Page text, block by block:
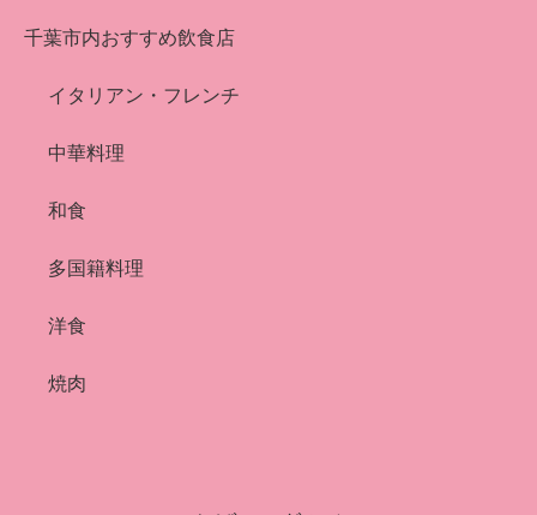
千葉市内おすすめ飲食店
イタリアン・フレンチ
中華料理
和食
多国籍料理
洋食
焼肉